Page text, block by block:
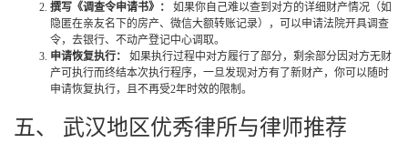
撰写《调查令申请书》：
如果你自己难以查到对方的详细财产情况（如
隐匿在亲友名下的房产、微信大额转账记录），可以申请法院开具调查
令，去银行、不动产登记中心调取。
申请恢复执行：
如果执行过程中对方履行了部分，剩余部分因对方无财
产可执行而终结本次执行程序，一旦发现对方有了新财产，你可以随时
申请恢复执行，且不再受2年时效的限制。
五、 武汉地区优秀律所与律师推荐